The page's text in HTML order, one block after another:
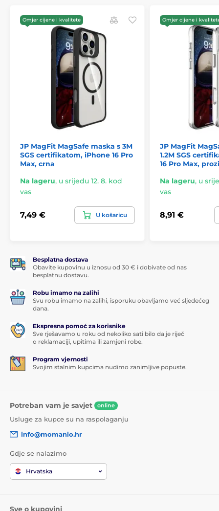
Omjer cijene i kvalitete
JP MagFit MagSafe maska s 3M
SGS certifikatom, iPhone 16 Pro
Max, crna
Na lageru, u srijedu 12. 8. kod
vas
7,49 € U košaricu
Omjer cijene i
JP MagFit
1.2M SGS
16 Pro Max,
Na lageru, u
vas
8,91 €
Besplatna dostava
Obavite kupovinu u iznosu od 30 € i dobivate od nas
besplatnu dostavu.
Robu imamo na zalihi
Svu robu imamo na zalihi, isporuku obavljamo već sljedećeg
dana.
Ekspresna pomoć za korisnike
Sve rješavamo u roku od nekoliko sati bilo da je riječ
o reklamaciji, upitima ili zamjeni robe.
Program vjernosti
Svojim stalnim kupcima nudimo zanimljive popuste.
Potreban vam je savjet online
Usluge za kupce su na raspolaganju
info@momanio.hr
Gdje se nalazimo
Hrvatska